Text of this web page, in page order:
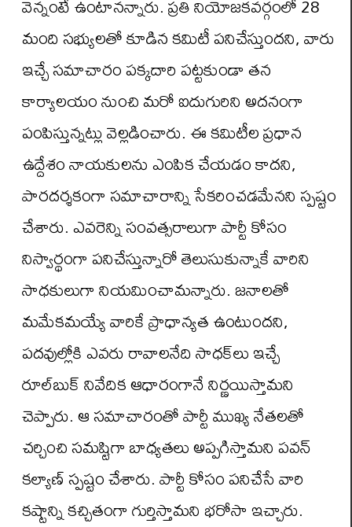
మంది సభ్యులతో కూడిన కమిటీ పనిచేస్తుందని, వారు
ఇచ్చే సమాచారం పక్కదారి పట్టకుండా తన
కార్యాలయం నుంచి మరో ఐదుగురిని అదనంగా
పంపిస్తున్నట్లు వెల్లడించారు. ఈ కమిటీల ప్రధాన
ఉద్దేశం నాయకులను ఎంపిక చేయడం కాదని,
పారదర్శకంగా సమాచారాన్ని సేకరించడమేనని స్పష్టం
చేశారు. ఎవరెన్ని సంవత్సరాలుగా పార్టీ కోసం
నిస్వార్థంగా పనిచేస్తున్నారో తెలుసుకున్నాకే వారిని
సాధకులుగా నియమించామన్నారు. జనాలతో
మమేకమయ్యే వారికే ప్రాధాన్యత ఉంటుందని,
పదవుల్లోకి ఎవరు రావాలనేది సాధక్‌లు ఇచ్చే
రూల్‌బుక్ నివేదిక ఆధారంగానే నిర్ణయిస్తామని
చెప్పారు. ఆ సమాచారంతో పార్టీ ముఖ్య నేతలతో
చర్చించి సమష్టిగా బాధ్యతలు అప్పగిస్తామని పవన్
కల్యాణ్ స్పష్టం చేశారు. పార్టీ కోసం పనిచేసే వారి
కష్టాన్ని కచ్చితంగా గుర్తిస్తామని భరోసా ఇచ్చారు.